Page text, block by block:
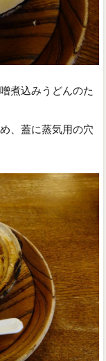
煮込みうどんのた
、蓋に蒸気用の穴